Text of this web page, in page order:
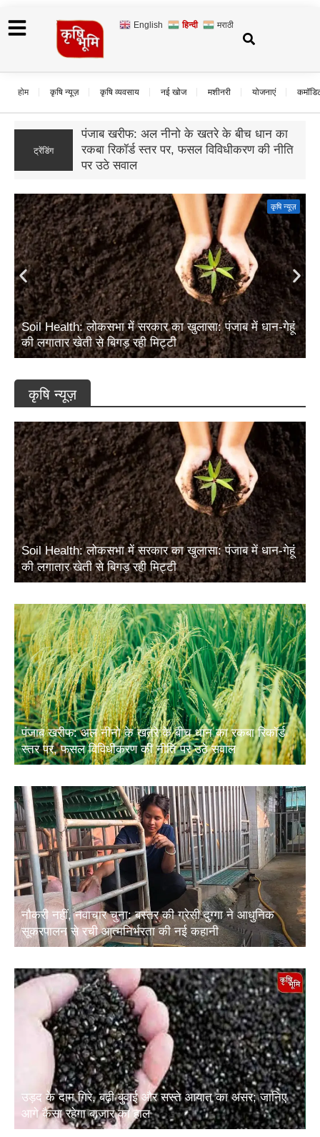
English हिन्दी मराठी
होम कृषि न्यूज़ कृषि व्यवसाय नई खोज मशीनरी योजनाएं
ट्रेंडिंग
बिहार का मखाना: पहली बार ऑस्ट्रेलिया भेजी गई
7 कंटेनर मखाने की खेप, किसानों के लिए खुलेंगे
निर्यात के नए रास्ते
कृषि न्यूज़
Soil Health: लोकसभा में सरकार का खुलासा: पंजाब में धान-गेहूं
की लगातार खेती से बिगड़ रही मिट्टी
कृषि न्यूज़
Soil Health: लोकसभा में सरकार का खुलासा: पंजाब में धान-गेहूं
की लगातार खेती से बिगड़ रही मिट्टी
पंजाब खरीफ: अल नीनो के खतरे के बीच धान का रकबा रिकॉर्ड
स्तर पर, फसल विविधीकरण की नीति पर उठे सवाल
नौकरी नहीं, नवाचार चुना: बस्तर की ग्रेसी दुग्गा ने आधुनिक
सूकरपालन से रची आत्मनिर्भरता की नई कहानी
उड़द के दाम गिरे, बढ़ी बुवाई और सस्ते आयात का असर; जानिए
आगे कैसा रहेगा बाजार का हाल